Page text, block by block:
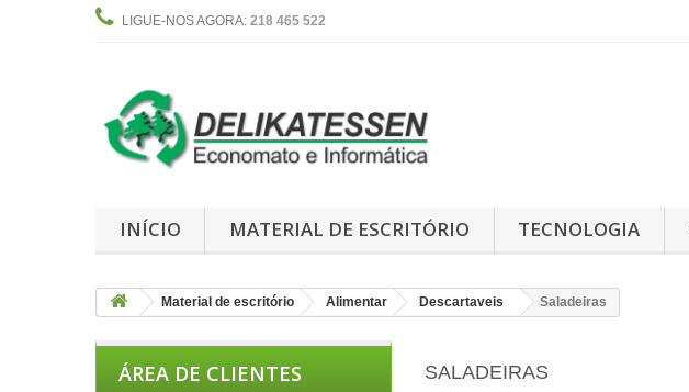
LIGUE-NOS AGORA: 218 465 522
INÍCIO MATERIAL DE ESCRITÓRIO TECNOLOGIA
Material de escritório Alimentar Descartaveis Saladeiras
ÁREA DE CLIENTES SALADEIRAS